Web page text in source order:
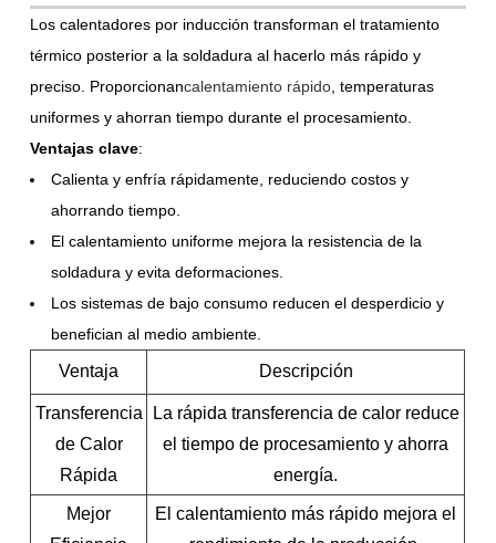
Los calentadores por inducción transforman el tratamiento
térmico posterior a la soldadura al hacerlo más rápido y
preciso. Proporcionancalentamiento rápido , temperaturas
uniformes y ahorran tiempo durante el procesamiento.
Ventajas clave:
Calienta y enfría rápidamente, reduciendo costos y
ahorrando tiempo.
El calentamiento uniforme mejora la resistencia de la
soldadura y evita deformaciones.
Los sistemas de bajo consumo reducen el desperdicio y
benefician al medio ambiente.
Ventaja Descripción
Transferencia
de Calor
Rápida
La rápida transferencia de calor reduce
el tiempo de procesamiento y ahorra
energía.
Mejor
El calentamiento más rápido mejora el